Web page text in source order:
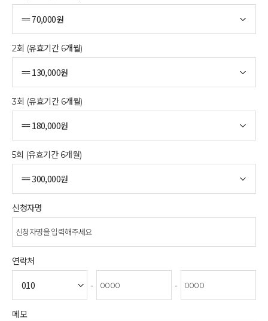
2회 (유효기간 6개월)
3회 (유효기간 6개월)
5회 (유효기간 6개월)
신청자명
연락처
- -
메모